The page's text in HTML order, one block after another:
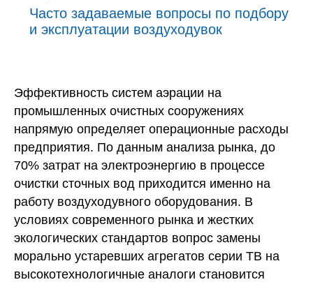
Часто задаваемые вопросы по подбору
и эксплуатации воздуходувок
Эффективность систем аэрации на
промышленных очистных сооружениях
напрямую определяет операционные расходы
предприятия. По данным анализа рынка, до
70% затрат на электроэнергию в процессе
очистки сточных вод приходится именно на
работу воздуходувного оборудования. В
условиях современного рынка и жестких
экологических стандартов вопрос замены
морально устаревших агрегатов серии ТВ на
высокотехнологичные аналоги становится